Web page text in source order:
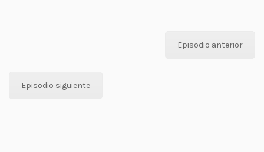
Episodio anterior
Episodio siguiente